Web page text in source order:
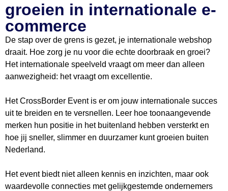
groeien in internationale e-
commerce
De stap over de grens is gezet, je internationale webshop
draait. Hoe zorg je nu voor die echte doorbraak en groei?
Het internationale speelveld vraagt om meer dan alleen
aanwezigheid: het vraagt om excellentie.
Het CrossBorder Event is er om jouw internationale succes
uit te breiden en te versnellen. Leer hoe toonaangevende
merken hun positie in het buitenland hebben versterkt en
hoe jij sneller, slimmer en duurzamer kunt groeien buiten
Nederland.
Het event biedt niet alleen kennis en inzichten, maar ook
waardevolle connecties met gelijkgestemde ondernemers